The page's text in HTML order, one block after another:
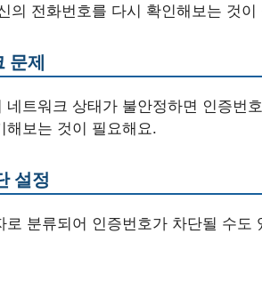
의 전화번호를 다시 확인해보는 것이
문제
네트워크 상태가 불안정하면 인증번
해보는 것이 필요해요.
설정
로 분류되어 인증번호가 차단될 수